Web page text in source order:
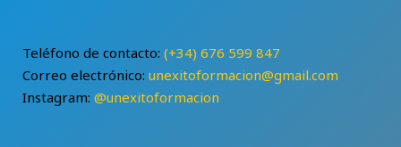
Teléfono de contacto: (+34) 676 599 847
Correo electrónico: unexitoformacion@gmail.com
Instagram: @unexitoformacion